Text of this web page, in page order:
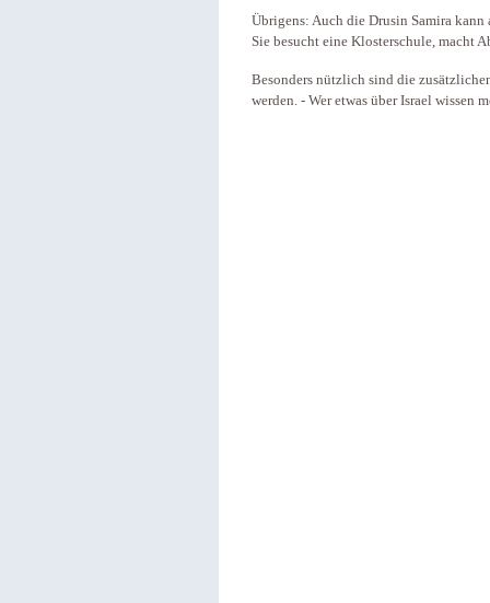
Übrigens: Auch die Drusin Samira
Sie besucht eine Klosterschule, macht
Besonders nützlich sind die
werden. - Wer etwas über Israel wissen